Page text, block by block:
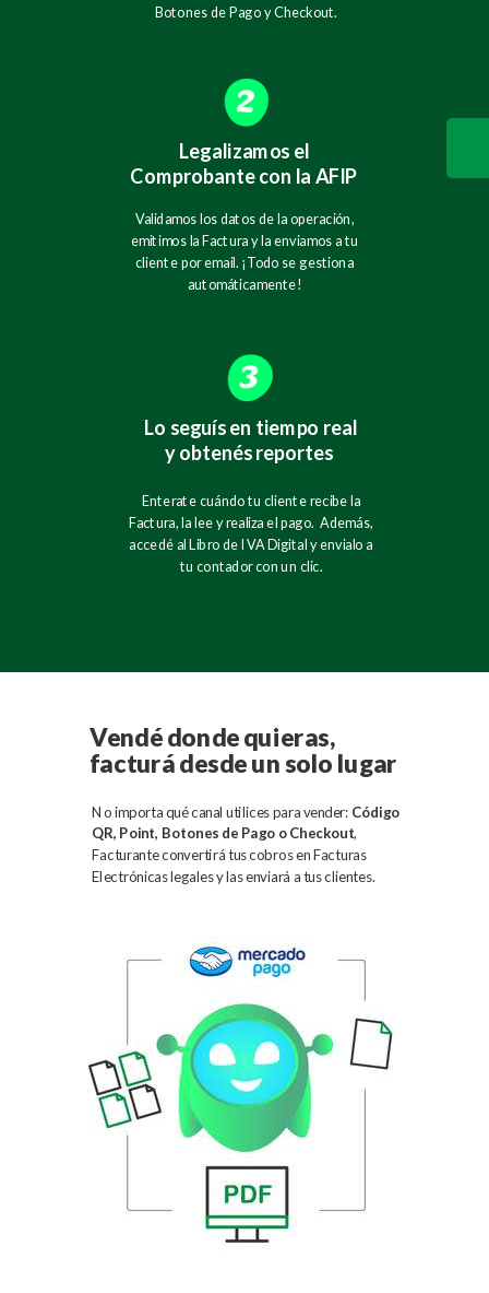
Botones de Pago y Checkout.
Validamos los datos de la operación,
emitimos la Factura y la enviamos a tu
cliente por email. ¡Todo se gestiona
automáticamente!
Legalizamos el
Comprobante con la AFIP
Lo seguís en tiempo real
y obtenés reportes
Enterate cuándo tu cliente recibe la
Factura, la lee y realiza el pago. Además,
accedé al Libro de IVA Digital y envialo a
tu contador con un clic.
Vendé donde quieras,
facturá desde un solo lugar
No importa qué canal utilices para vender: Código
QR, Point, Botones de Pago o Checkout,
Facturante convertirá tus cobros en Facturas
Electrónicas legales y las enviará a tus clientes.